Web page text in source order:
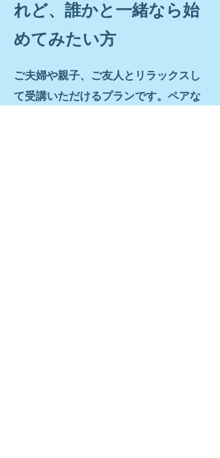
れど、誰かと一緒なら始
めてみたい方
ご夫婦や親子、ご友人とリラックスし
て受講いただけるプランです。ペアな